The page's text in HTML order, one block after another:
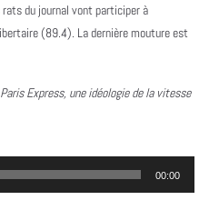
du journal vont participer à
(89.4). La dernière mouture est
Express, une idéologie de la vitesse
00:00